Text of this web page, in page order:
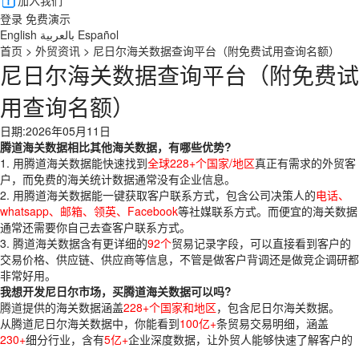
登录 免费演示
English بالعربية Español
首页 > 外贸资讯 > 尼日尔海关数据查询平台（附免费试用查询名额）
尼日尔海关数据查询平台（附免费试
用查询名额）
日期:2026年05月11日
腾道海关数据相比其他海关数据，有哪些优势?
1. 用腾道海关数据能快速找到全球228+个国家/地区真正有需求的外贸客
户，而免费的海关统计数据通常没有企业信息。
2. 用腾道海关数据能一键获取客户联系方式，包含公司决策人的电话、
whatsapp、邮箱、领英、Facebook等社媒联系方式。而便宜的海关数据
通常还需要你自己去查客户联系方式。
3. 腾道海关数据含有更详细的92个贸易记录字段，可以直接看到客户的
交易价格、供应链、供应商等信息，不管是做客户背调还是做竞企调研都
非常好用。
我想开发尼日尔市场，买腾道海关数据可以吗?
腾道提供的海关数据涵盖228+个国家和地区，包含尼日尔海关数据。
从腾道尼日尔海关数据中，你能看到100亿+条贸易交易明细，涵盖
230+细分行业，含有5亿+企业深度数据，让外贸人能够快速了解客户的